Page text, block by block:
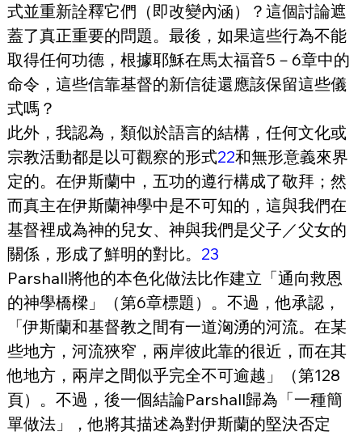
式並重新詮釋它們（即改變內涵）？這個討論遮
蓋了真正重要的問題。最後，如果這些行為不能
取得任何功德，根據耶穌在馬太福音5－6章中的
命令，這些信靠基督的新信徒還應該保留這些儀
式嗎？
此外，我認為，類似於語言的結構，任何文化或
宗教活動都是以可觀察的形式22和無形意義來界
定的。在伊斯蘭中，五功的遵行構成了敬拜；然
而真主在伊斯蘭神學中是不可知的，這與我們在
基督裡成為神的兒女、神與我們是父子／父女的
關係，形成了鮮明的對比。 23
Parshall將他的本色化做法比作建立「通向救恩
的神學橋樑」（第6章標題）。不過，他承認，
「伊斯蘭和基督教之間有一道洶湧的河流。在某
些地方，河流狹窄，兩岸彼此靠的很近，而在其
他地方，兩岸之間似乎完全不可逾越」（第128
頁）。不過，後一個結論Parshall歸為「一種簡
單做法」，他將其描述為對伊斯蘭的堅決否定